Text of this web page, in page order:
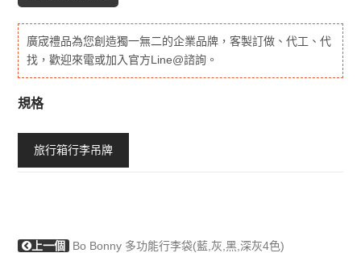
廣宬禮品為您創造獨一無二的企業品牌，客製訂做、代工、代
找，歡迎來電或加入官方Line@諮詢。
規格
旅行箱行李吊牌
上一個 Bo Bonny 多功能行李袋(藍,灰,黑,深灰4色)